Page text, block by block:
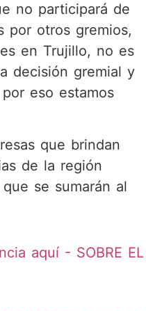
no participará de
por otros gremios,
en Trujillo, no es
decisión gremial y
eso estamos
que brindan
de la región
se sumarán al